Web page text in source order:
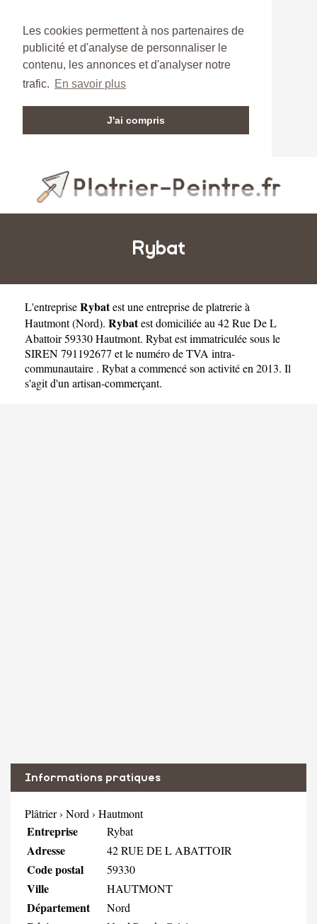
Les cookies permettent à nos partenaires de
publicité et d'analyse de personnaliser le
contenu, les annonces et d'analyser notre
trafic. En savoir plus
J'ai compris
Rybat
L'entrepriseRybatest uneentreprise de platrerie à
Hautmont(Nord). Rybatest domiciliée au 42 Rue De L
Abattoir 59330 Hautmont. Rybat est immatriculée sous le
SIREN 791192677 et le numéro de TVA intra-
communautaire . Rybat a commencé son activité en 2013. Il
s'agit d'un artisan-commerçant.
Informations pratiques
Plâtrier› Nord › Hautmont
Entreprise Rybat
Adresse 42 RUE DE L ABATTOIR
Code postal 59330
Ville HAUTMONT
Département Nord